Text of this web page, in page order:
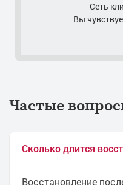
Удаление
Удаление папиллом
Лечение постита
Лечение фимоза
Лечение болезни
Сеть
Вы
Частые
Сколько длится
Восстановление